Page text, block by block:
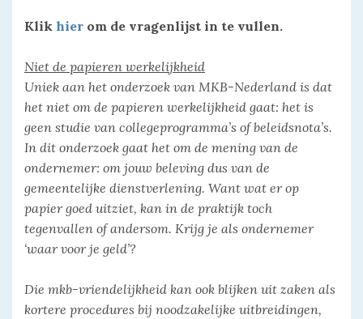
Klik hier om de vragenlijst in te vullen.
Niet de papieren werkelijkheid
Uniek aan het onderzoek van MKB-Nederland is dat
het niet om de papieren werkelijkheid gaat: het is
geen studie van collegeprogramma’s of beleidsnota’s.
In dit onderzoek gaat het om de mening van de
ondernemer: om jouw beleving dus van de
gemeentelijke dienstverlening. Want wat er op
papier goed uitziet, kan in de praktijk toch
tegenvallen of andersom. Krijg je als ondernemer
‘waar voor je geld’?
Die mkb-vriendelijkheid kan ook blijken uit zaken als
kortere procedures bij noodzakelijke uitbreidingen,